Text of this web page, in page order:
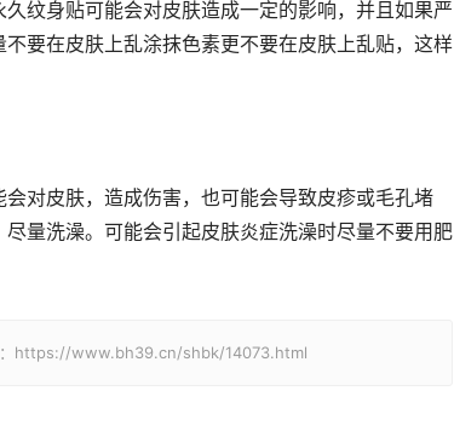
纹身贴可能会对皮肤造成一定的影响，并且如果严
要在皮肤上乱涂抹色素更不要在皮肤上乱贴，这样
对皮肤，造成伤害，也可能会导致皮疹或毛孔堵
量洗澡。可能会引起皮肤炎症洗澡时尽量不要用肥
：https://www.bh39.cn/shbk/14073.html